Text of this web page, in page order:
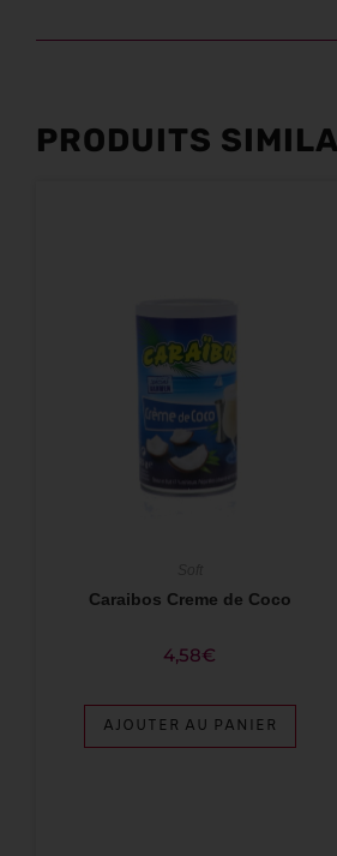
PRODUITS
Caraibos Creme de Coco
4,58€
AJOUTER AU PANIER